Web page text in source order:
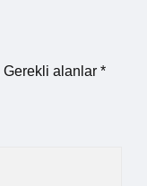
Gerekli alanlar *